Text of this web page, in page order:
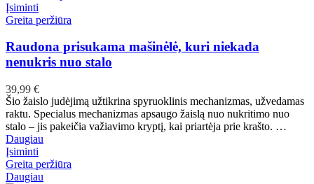
Įsiminti
Greita peržiūra
Raudona prisukama mašinėlė, kuri niekada
nenukris nuo stalo
39,99 €
Šio žaislo judėjimą užtikrina spyruoklinis mechanizmas, užvedamas
raktu. Specialus mechanizmas apsaugo žaislą nuo nukritimo nuo
stalo – jis pakeičia važiavimo kryptį, kai priartėja prie krašto. …
Daugiau
Įsiminti
Greita peržiūra
Daugiau